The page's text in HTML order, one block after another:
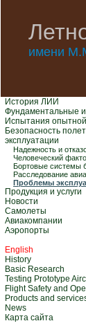
имени
История ЛИИ
Фундаментальные
Испытания
Безопасность
эксплуатации
Надежность и
Человеческий
Бортовые системы
Расследование
Проблемы
Продукция и услуги
Новости
Самолеты
Авиакомпании
Аэропорты
English
History
Basic Research
Testing Prototype
Flight Safety and
Products and
News
Карта сайта